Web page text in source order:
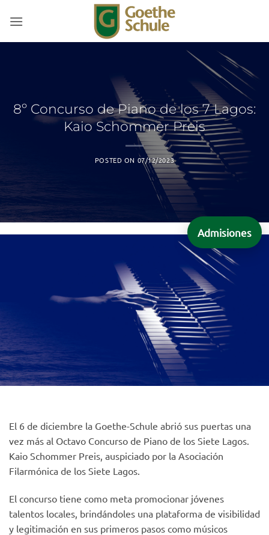
8º Concurso de Piano de los 7 Lagos:
Kaio Schommer Preis
POSTED ON 07/12/2023
El 6 de diciembre la Goethe-Schule abrió sus puertas una
vez más al Octavo Concurso de Piano de los Siete Lagos.
Kaio Schommer Preis, auspiciado por la Asociación
Filarmónica de los Siete Lagos.
El concurso tiene como meta promocionar jóvenes
talentos locales, brindándoles una plataforma de visibilidad
y legitimación en sus primeros pasos como músicos
Admisiones